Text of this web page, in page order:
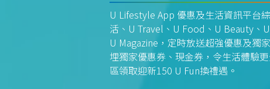
U Lifestyle App 優惠及生活資訊平台
活、U Travel、U Food、U Beauty、
U Magazine，定時放送超強優惠及獨
埋獨家優惠券、現金券，令生活體驗
區領取迎新150 U Fun換禮遇。